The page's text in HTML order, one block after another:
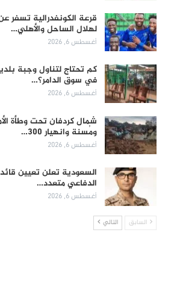
قرعة الكونفدرالية تسفر
لهلال الساحل والأهلي…
أغسطس 6, 2026
كم تحتاج لتناول وجبة
في سوق الدامر؟…
أغسطس 6, 2026
شمال كردفان تحت وطأة
ومُسنة وانهيار 300…
أغسطس 6, 2026
السعودية تعلن تعيين
الدفاعي متعدد…
أغسطس 6, 2026
السابق التالي